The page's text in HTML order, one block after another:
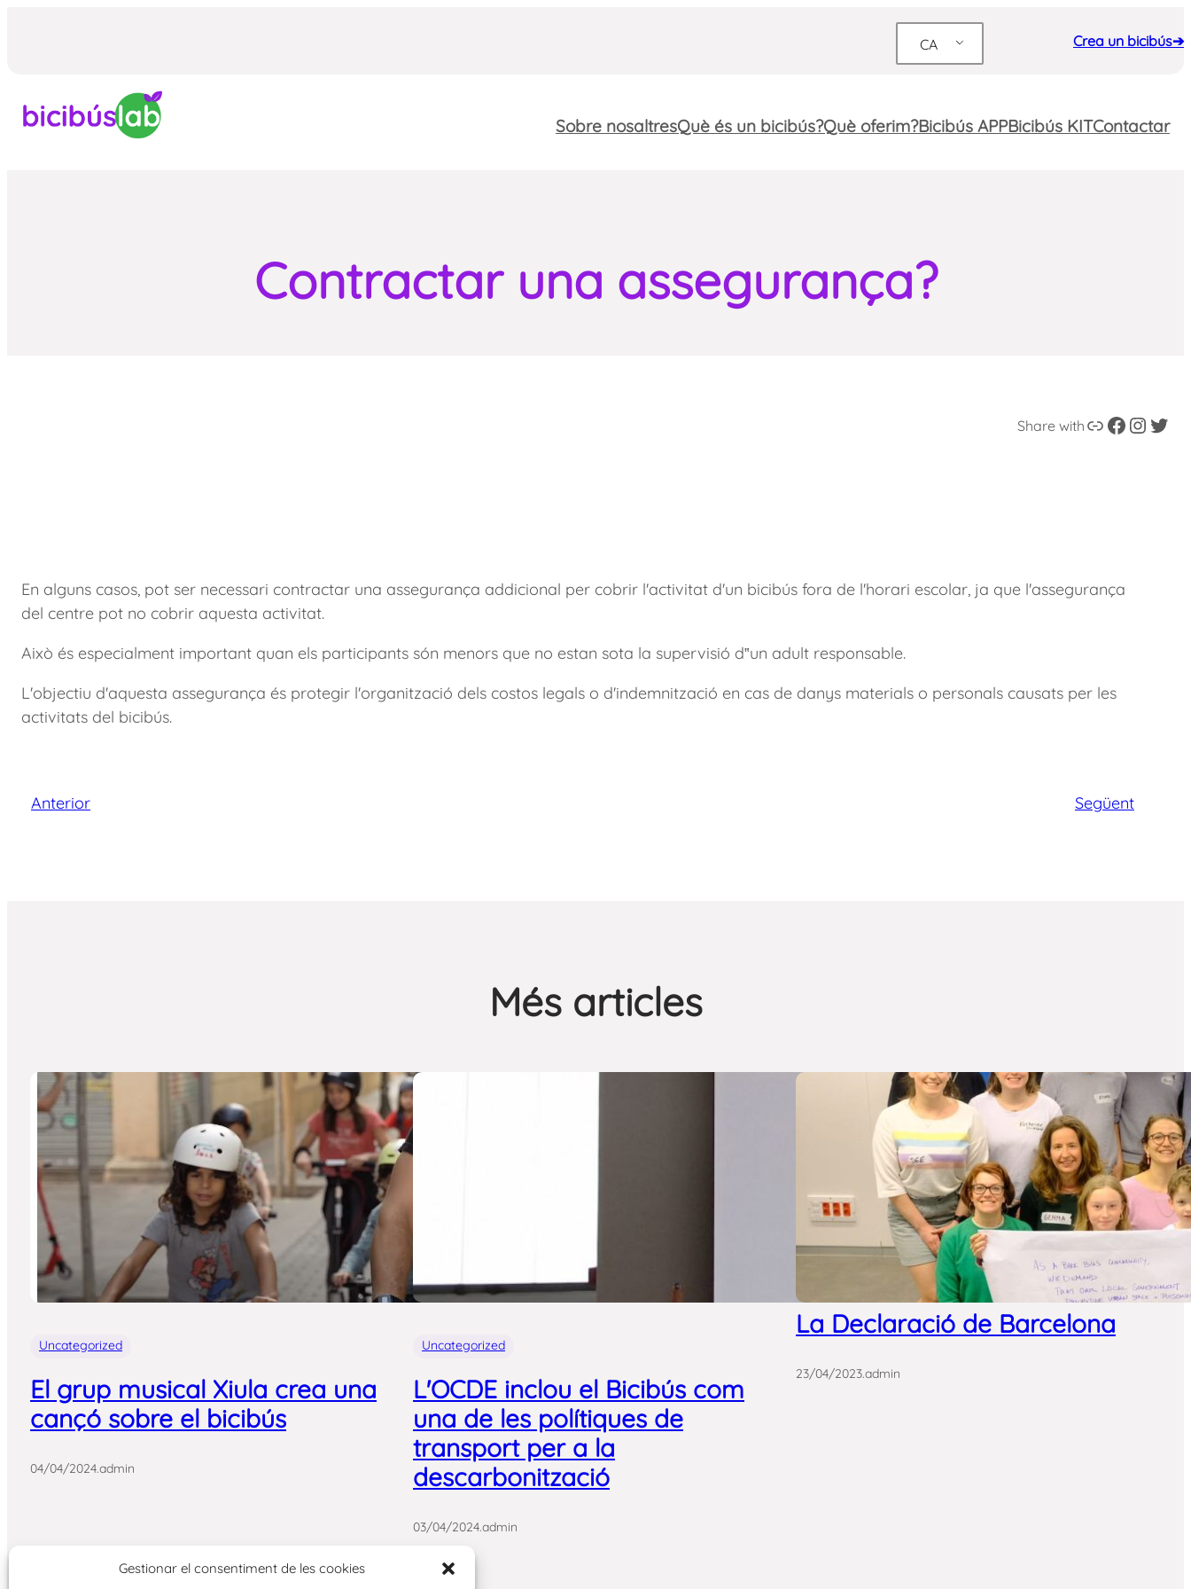
Gestionar el consentiment de les cookies
CA Crea un bicibús➔
Sobre nosaltresQuè és un bicibús?Què oferim?Bicibús APPBicibús KITContactar
Contractar una assegurança?
Share with Enllaç Facebook Instagram Twitter
En alguns casos, pot ser necessari contractar una assegurança addicional per cobrir l'activitat d'un bicibús fora de l'horari escolar, ja que l'assegurança
del centre pot no cobrir aquesta activitat.
Això és especialment important quan els participants són menors que no estan sota la supervisió d‟un adult responsable.
L'objectiu d'aquesta assegurança és protegir l'organització dels costos legals o d'indemnització en cas de danys materials o personals causats per les
activitats del bicibús.
Anterior Següent
Més articles
Uncategorized
El grup musical Xiula crea una
cançó sobre el bicibús
04/04/2024.admin
Uncategorized
L'OCDE inclou el Bicibús com
una de les polítiques de
transport per a la
descarbonització
03/04/2024.admin
La Declaració de Barcelona
23/04/2023.admin